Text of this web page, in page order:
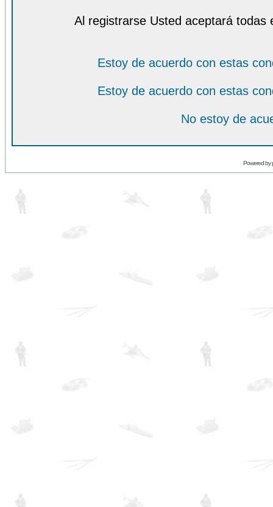
Al registrarse Usted aceptará todas
Estoy de acuerdo con estas
Estoy de acuerdo con estas
No estoy de
Powered by